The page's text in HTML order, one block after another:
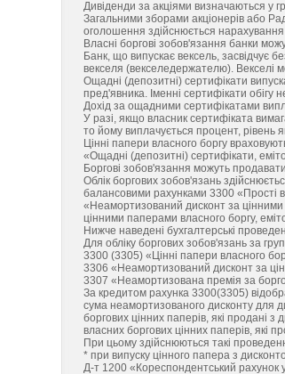
Дивіденди за акціями визначаються у
Загальними зборами акціонерів або
оголошення здійснюється нарахування
Власні боргові зобов'язання банки
Банк, що випускає вексель, засвідчує
векселя (векселедержателю). Векселі
Ощадні (депозитні) сертифікати
пред'явника. Іменні сертифікати обігу
Дохід за ощадними сертифікатами
У разі, якщо власник сертифіката
то йому виплачується процент, рівень
Цінні папери власного боргу
«Ощадні (депозитні) сертифікати,
Боргові зобов'язання можуть
Облік боргових зобов'язань
балансовими рахунками 3300 «Прості
«Неамортизований дисконт за
цінними паперами власного боргу,
Нижче наведені бухгалтерські
Для обліку боргових зобов'язань за
3300 (3305) «Цінні папери власного
3306 «Неамортизований дисконт за
3307 «Неамортизована премія за
За кредитом рахунка 3300(3305)
сума неамортизованого дисконту для
боргових цінних паперів, які продані
власних боргових цінних паперів, які
При цьому здійснюються такі
* при випуску цінного папера з
Д-т 1200 «Кореспондентський рахунок